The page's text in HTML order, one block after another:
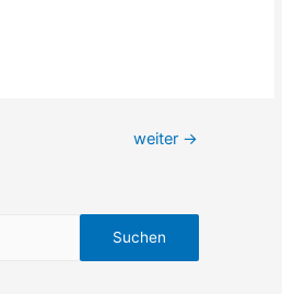
weiter →
Suchen